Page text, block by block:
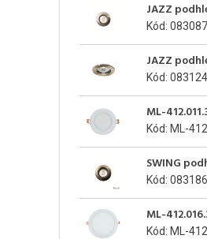
JAZZ
Kód: 083087
JAZZ
Kód: 083124
ML-
Kód: ML-
SWING
Kód: 083186
ML-
Kód: ML-